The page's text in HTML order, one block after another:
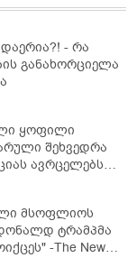
- რა
განახორციელა
ყოფილი
შეხვედრა
ავრცელებს
მსოფლიოს
ტრამპმა
New